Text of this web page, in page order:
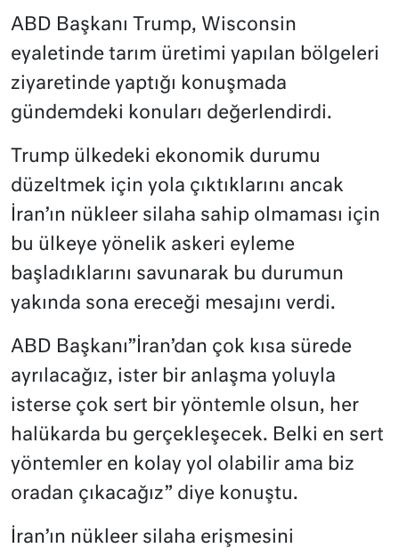
ABD Başkanı Trump, Wisconsin
eyaletinde tarım üretimi yapılan bölgeleri
ziyaretinde yaptığı konuşmada
gündemdeki konuları değerlendirdi.
Trump ülkedeki ekonomik durumu
düzeltmek için yola çıktıklarını ancak
İran’ın nükleer silaha sahip olmaması için
bu ülkeye yönelik askeri eyleme
başladıklarını savunarak bu durumun
yakında sona ereceği mesajını verdi.
ABD Başkanı”İran’dan çok kısa sürede
ayrılacağız, ister bir anlaşma yoluyla
isterse çok sert bir yöntemle olsun, her
halükarda bu gerçekleşecek. Belki en sert
yöntemler en kolay yol olabilir ama biz
oradan çıkacağız” diye konuştu.
İran’ın nükleer silaha erişmesini